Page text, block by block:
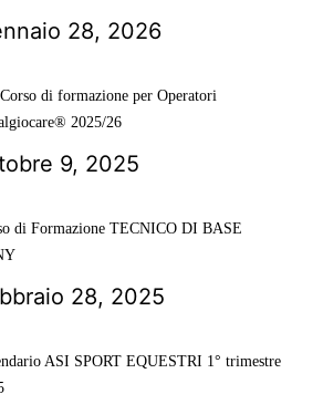
28, 2026
di formazione per Operatori
2025/26
9, 2025
di Formazione TECNICO DI BASE
28, 2025
ASI SPORT EQUESTRI 1° trimestre